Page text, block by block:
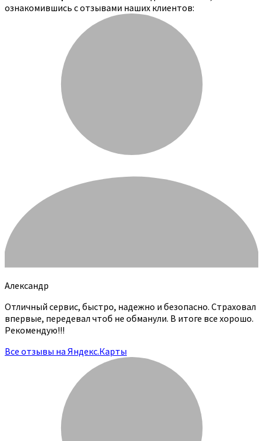
ознакомившись с отзывами наших клиентов:
Александр
Отличный сервис, быстро, надежно и безопасно. Страховал
впервые, передевал чтоб не обманули. В итоге все хорошо.
Рекомендую!!!
Все отзывы на Яндекс.Карты